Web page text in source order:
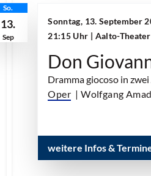
So.
13.
Sep
Sonntag, 13. September
21:15 Uhr | Aalto-Theater
Don
Dramma giocoso in
Oper | Wolfgang
weitere Infos &